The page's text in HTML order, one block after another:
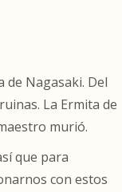
de Nagasaki. Del
La Ermita de
murió.
que para
con estos